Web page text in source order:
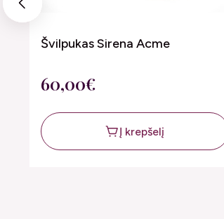
Previous
Švilpukas Sirena Acme
60,00€
Į krepšelį